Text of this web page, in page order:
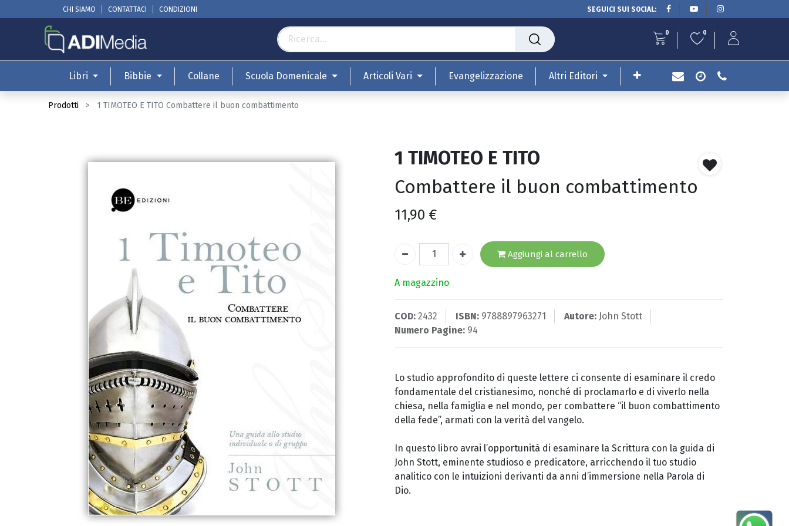
CHI SIAMO CONTATTACI CONDIZIONI SEGUICI SUI SOCIAL:
0 0
Libri Bibbie Collane Scuola Domenicale Articoli Vari Evangelizzazione Altri Editori
Prodotti 1 TIMOTEO E TITO Combattere il buon combattimento
1 TIMOTEO E TITO
Combattere il buon combattimento
11,90 €
Aggiungi al carrello
A magazzino
COD: 2432 ISBN: 9788897963271 Autore: John Stott
Numero Pagine: 94
Lo studio approfondito di queste lettere ci consente di esaminare il credo
fondamentale del cristianesimo, nonché di proclamarlo e di viverlo nella
chiesa, nella famiglia e nel mondo, per combattere “il buon combattimento
della fede”, armati con la verità del vangelo.
In questo libro avrai l’opportunità di esaminare la Scrittura con la guida di
John Stott, eminente studioso e predicatore, arricchendo il tuo studio
analitico con le intuizioni derivanti da anni d’immersione nella Parola di
Dio.